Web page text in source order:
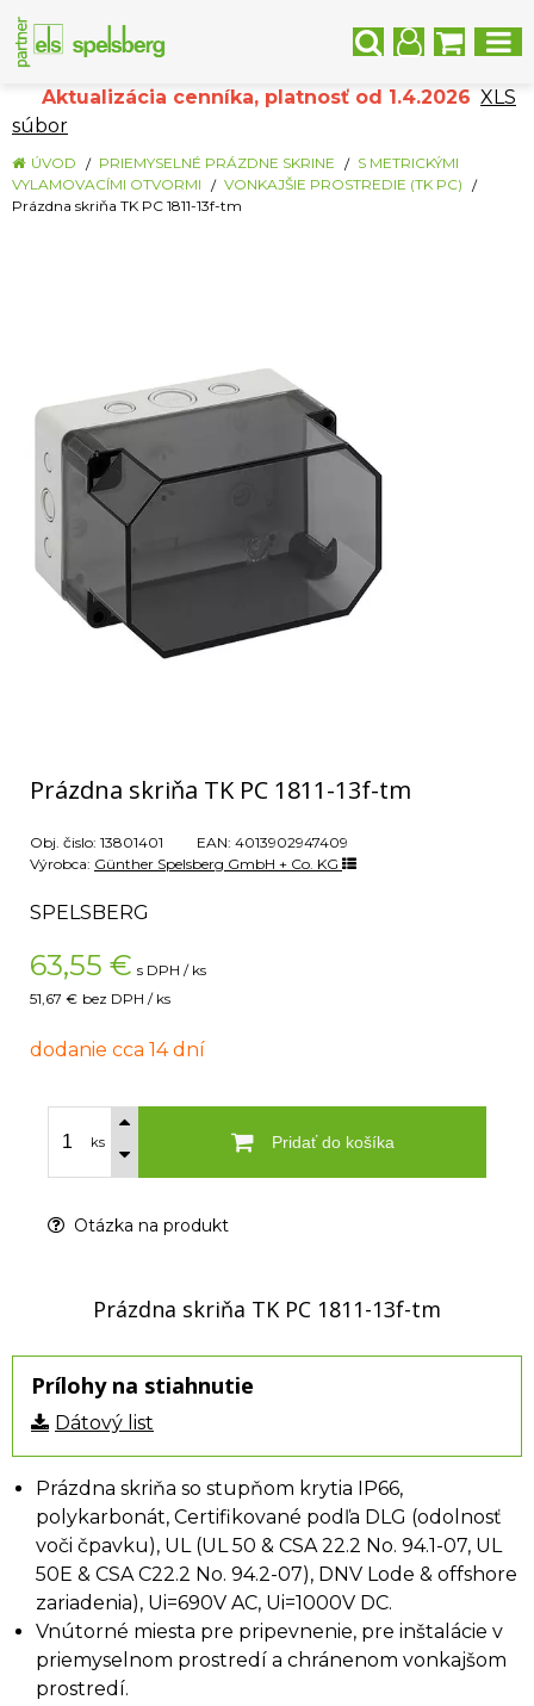
Aktualizácia cenníka, platnosť od 1.4.2026 XLS
súbor
ÚVOD PRIEMYSELNÉ PRÁZDNE SKRINE
S METRICKÝMI
VYLAMOVACÍMI OTVORMI
VONKAJŠIE PROSTREDIE (TK PC)
Prázdna skriňa TK PC 1811-13f-tm
Prázdna skriňa TK PC 1811-13f-tm
Obj. čislo: 13801401 EAN: 4013902947409
Výrobca: Günther Spelsberg GmbH + Co. KG
SPELSBERG
63,55 € s DPH / ks
51,67 € bez DPH / ks
dodanie cca 14 dní
ks Pridať do košíka
Otázka na produkt
Prázdna skriňa TK PC 1811-13f-tm
Prílohy na stiahnutie
Dátový list
Prázdna skriňa so stupňom krytia IP66,
polykarbonát, Certifikované podľa DLG (odolnosť
voči čpavku), UL (UL 50 & CSA 22.2 No. 94.1-07, UL
50E & CSA C22.2 No. 94.2-07), DNV Lode & offshore
zariadenia), Ui=690V AC, Ui=1000V DC.
Vnútorné miesta pre pripevnenie, pre inštalácie v
priemyselnom prostredí a chránenom vonkajšom
prostredí.